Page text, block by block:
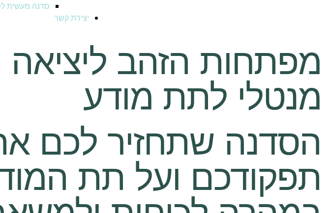
סדנה מעשית
יצירת קשר
מפתחות הזהב ליציאה
מנטלי לתת מודע
הסדנה שתחזיר לכם
תפקודכם ועל תת